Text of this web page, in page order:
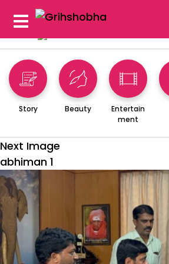
Story Beauty
Entertain
ment
Next Image
abhiman 1